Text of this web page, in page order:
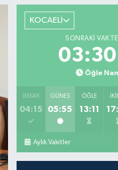
KOCAELİ
SONRAKI
Öğle
İMSAK
04:15
GÜNEŞ
05:55
ÖĞLE
13:11
Aylık Vakitler